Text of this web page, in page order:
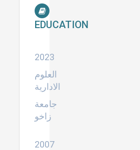
EDUCATION
2023
العلوم
الادارية
جامعة
زاخو
2007